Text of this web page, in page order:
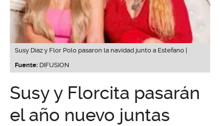
Susy Díaz y Flor Polo pasaron la navidad junto a Estefano |
Fuente: DIFUSION
Susy y Florcita pasarán
el año nuevo juntas